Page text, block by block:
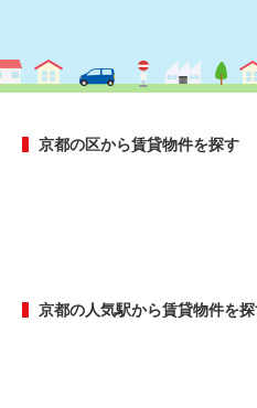
京都の区から賃貸物件を探す
京都の人気駅から賃貸物件を